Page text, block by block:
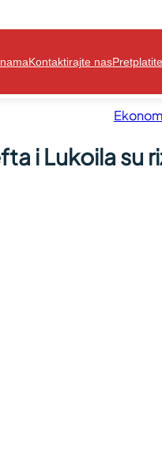
Kontaktirajte nas
i Lukoila su